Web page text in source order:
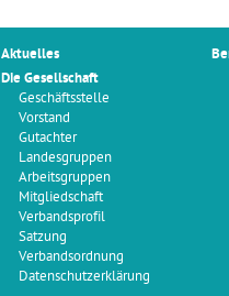
Aktuelles
Die Gesellschaft
Geschäftsstelle
Vorstand
Gutachter
Landesgruppen
Arbeitsgruppen
Mitgliedschaft
Verbandsprofil
Satzung
Verbandsordnung
Datenschutzerklärung